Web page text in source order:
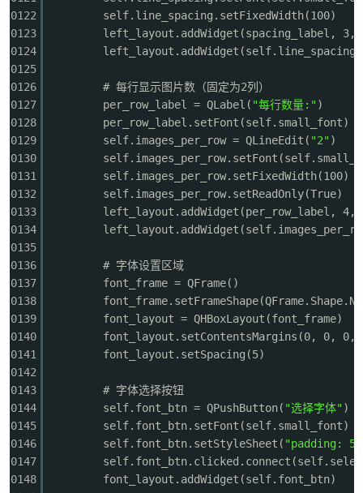
0122
0123
0124
0125
0126
0127
0128
0129
0130
0131
0132
0133
0134
0135
0136
0137
0138
0139
0140
0141
0142
0143
0144
0145
0146
0147
0148
self.line_spacing.setFixedWidth(100)
left_layout.addWidget(spacing_label, 3,
# 每行显示图片数（固定为2列）
per_row_label = QLabel( "每行数量:")
per_row_label.setFont(self.small_font)
self.images_per_row = QLineEdit( "2")
self.images_per_row.setFixedWidth(100)
self.images_per_row.setReadOnly(True)
left_layout.addWidget(per_row_label, 4,
# 字体设置区域
font_frame = QFrame()
font_layout = QHBoxLayout(font_frame)
font_layout.setContentsMargins(0, 0, 0,
font_layout.setSpacing(5)
# 字体选择按钮
self.font_btn = QPushButton( "选择字体")
self.font_btn.setFont(self.small_font)
self.font_btn.setStyleSheet( "padding:
font_layout.addWidget(self.font_btn)